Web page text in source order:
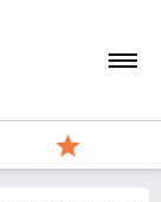
star